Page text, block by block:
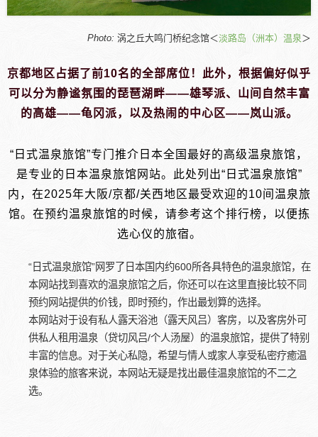
Photo: 涡之丘大鸣门桥纪念馆＜淡路岛（洲本）温泉＞
京都地区占据了前10名的全部席位！此外，根据偏好似乎
可以分为静谧氛围的琵琶湖畔——雄琴派、山间自然丰富
的高雄——龟冈派，以及热闹的中心区——岚山派。
“日式温泉旅馆”专门推介日本全国最好的高级温泉旅馆，
是专业的日本温泉旅馆网站。此处列出“日式温泉旅馆”
内，在2025年大阪/京都/关西地区最受欢迎的10间温泉旅
馆。在预约温泉旅馆的时候，请参考这个排行榜，以便拣
选心仪的旅宿。
“日式温泉旅馆”网罗了日本国内约600所各具特色的温泉旅馆，在
本网站找到喜欢的温泉旅馆之后，你还可以在这里直接比较不同
预约网站提供的价钱，即时预约，作出最划算的选择。
本网站对于设有私人露天浴池（露天风吕）客房，以及客房外可
供私人租用温泉（贷切风吕/个人汤屋）的温泉旅馆，提供了特别
丰富的信息。对于关心私隐，希望与情人或家人享受私密疗癒温
泉体验的旅客来说，本网站无疑是找出最佳温泉旅馆的不二之
选。